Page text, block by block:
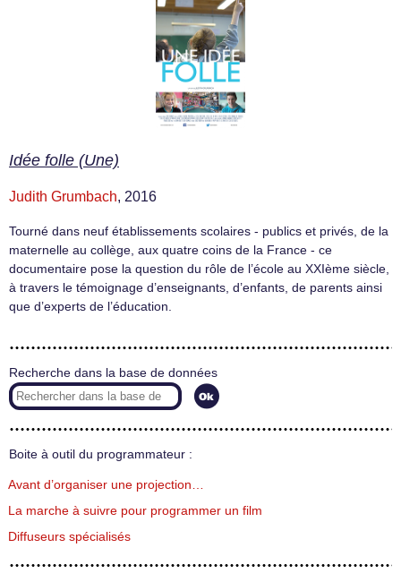
Idée folle (Une)
Judith Grumbach, 2016
Tourné dans neuf établissements scolaires - publics et privés, de la
maternelle au collège, aux quatre coins de la France - ce
documentaire pose la question du rôle de l’école au XXIème siècle,
à travers le témoignage d’enseignants, d’enfants, de parents ainsi
que d’experts de l’éducation.
Recherche dans la base de données
Boite à outil du programmateur :
Avant d’organiser une projection…
La marche à suivre pour programmer un film
Diffuseurs spécialisés